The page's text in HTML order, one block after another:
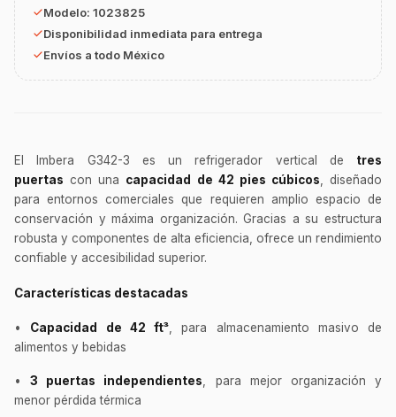
Modelo: 1023825
Disponibilidad inmediata para entrega
Envíos a todo México
El Imbera G342-3 es un refrigerador vertical de tres
puertas con una capacidad de 42 pies cúbicos , diseñado
para entornos comerciales que requieren amplio espacio de
conservación y máxima organización. Gracias a su estructura
robusta y componentes de alta eficiencia, ofrece un rendimiento
confiable y accesibilidad superior.
Características destacadas
• Capacidad de 42 ft³, para almacenamiento masivo de
alimentos y bebidas
•3 puertas independientes, para mejor organización y
menor pérdida térmica
de cocina profesional de GastroArt.
equipamiento o utensilios?
Métodos de envío y entrega
Ver sucursales y contacto